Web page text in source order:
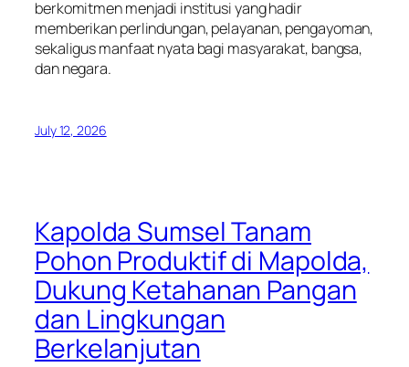
berkomitmen menjadi institusi yang hadir
memberikan perlindungan, pelayanan, pengayoman,
sekaligus manfaat nyata bagi masyarakat, bangsa,
dan negara.
July 12, 2026
Kapolda Sumsel Tanam
Pohon Produktif di Mapolda,
Dukung Ketahanan Pangan
dan Lingkungan
Berkelanjutan